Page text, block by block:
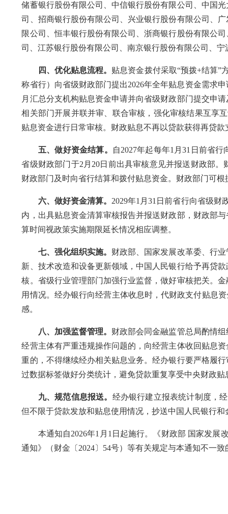
储蓄银行股份有限公司、中信银行股份有限公司、中国
司、招商银行股份有限公司、兴业银行股份有限公司、
限公司、恒丰银行股份有限公司、浙商银行股份有限公
司、江苏银行股份有限公司、南京银行股份有限公司、
四、优化贴息流程。 贴息资金拨付采取“预拨+结算”
称省行）向省级财政部门提出2026年全年贴息资金需求
月汇总分支机构贴息资金申请并向省级财政部门提交申
相关部门开展并联并审、联合审核，强化审核结果互享
贴息资金进行日常审核。财政贴息不再以贷款获得再贷款
五、做好资金结算。
自2027年起每年1月31日前省
省级财政部门于2月20日前出具审核意见并报送财政部
财政部门及时向省行结算和拨付贴息资金。财政部门可
六、做好资金清算。 2029年1月31日前省行向省级
内，出具贴息资金清算审核报告并报送财政部，财政部
算时间视政策实施期限延长情况相应调整。
七、强化组织实施。 财政部、国家发展改革委、行
新、技术改造和设备更新领域，中国人民银行给予再贷
核。省级行业管理部门加强行业监督，做好审核把关。
用情况。经办银行向经营主体收息时，代财政支付贴息
感。
八、加强监督管理。 财政部会同金融监管总局酌情
经营主体有严重违规操作问题的，向经营主体收回贴息
重的，不得继续经办相关贴息业务。经办银行要严格履
过数据标签做好分类统计，避免贷款重复享受中央财政贴
九、规范信息报送。 经办银行建立报表统计制度，
但不限于贷款发放和贴息使用情况，抄送中国人民银行和
本通知自2026年1月1日起施行。《财政部 国家发展
通知》（财金〔2024〕54号）等有关规定与本通知不一